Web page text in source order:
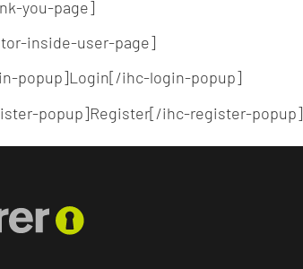
you-page]
inside-user-page]
popup]Login[/ihc-login-popup]
popup]Register[/ihc-register-popup]